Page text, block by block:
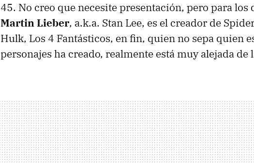
45. No creo que necesite presentación, pero para los
Martin Lieber, a.k.a. Stan Lee, es el creador de
Hulk, Los 4 Fantásticos, en fin, quien no sepa quien
personajes ha creado, realmente está muy alejada